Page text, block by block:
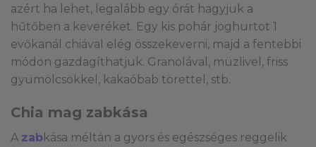
azért ha lehet, legalább egy órát hagyjuk a
hűtőben a keveréket. Egy kis pohár joghurtot 1
evőkanál chiával elég összekeverni, majd a fentebbi
módon gazdagíthatjuk. Granolával, müzlivel, friss
gyümölcsökkel, kakaóbab törettel, stb.
Chia mag zabkása
A zabkása méltán a gyors és egészséges reggelik